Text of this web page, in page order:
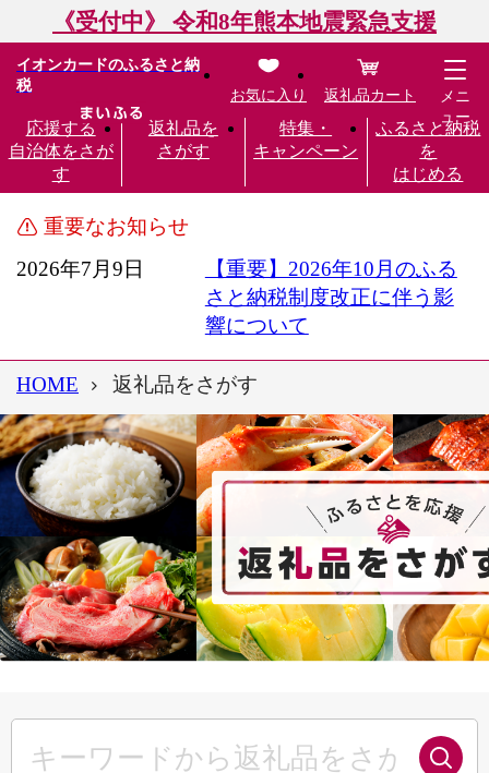
《受付中》 令和8年熊本地震緊急支援
イオンカードのふるさと納
税
応援する
自治体をさが
す
返礼品を
さがす
特集・
キャンペーン
ふるさと納税
を
はじめる
お気に入り 返礼品カート
メニ
ュー
重要なお知らせ
2026年7月9日
【重要】2026年10月のふる
さと納税制度改正に伴う影
響について
HOME 返礼品をさがす